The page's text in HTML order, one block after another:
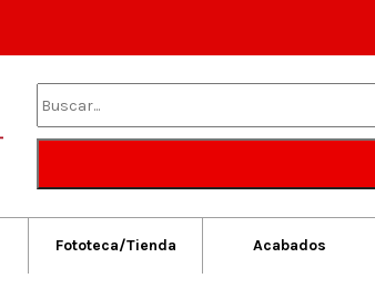
Fototeca/Tienda Acabados